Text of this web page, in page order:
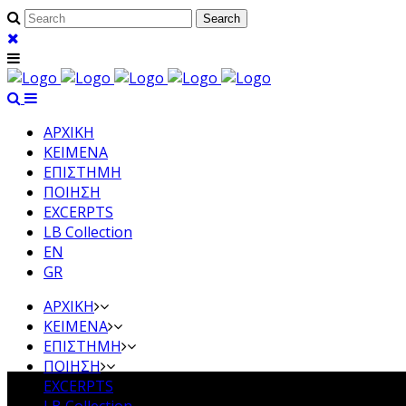
ΑΡΧΙΚΗ
ΚΕΙΜΕΝΑ
ΕΠΙΣΤΗΜΗ
ΠΟΙΗΣΗ
EXCERPTS
LB Collection
EN
GR
ΑΡΧΙΚΗ
ΚΕΙΜΕΝΑ
ΕΠΙΣΤΗΜΗ
ΠΟΙΗΣΗ
EXCERPTS